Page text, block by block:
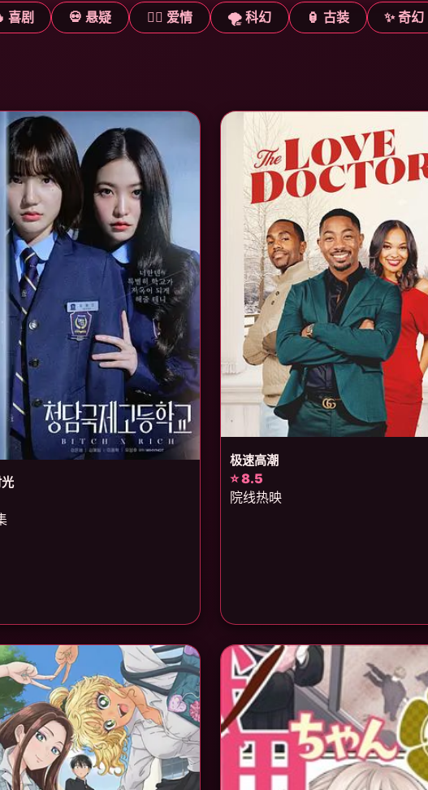
喜剧 💀 悬疑 ❤️‍🔥 爱情 🌪️ 科幻 🏮 古装 ✨ 奇幻
极速高潮
⭐ 8.5
院线热映